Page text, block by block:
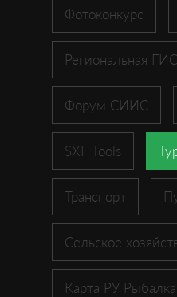
Фотоконкурс
Региональная ГИС
Форум СИИС
SXF Tools
Транспорт
Сельское
Карта РУ Рыбалка